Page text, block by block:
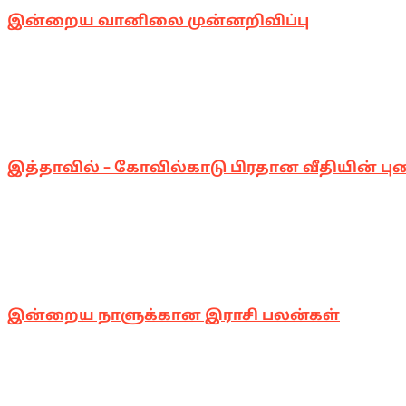
இன்றைய வானிலை முன்னறிவிப்பு
இத்தாவில் – கோவில்காடு பிரதான வீதியின்
இன்றைய நாளுக்கான இராசி பலன்கள்